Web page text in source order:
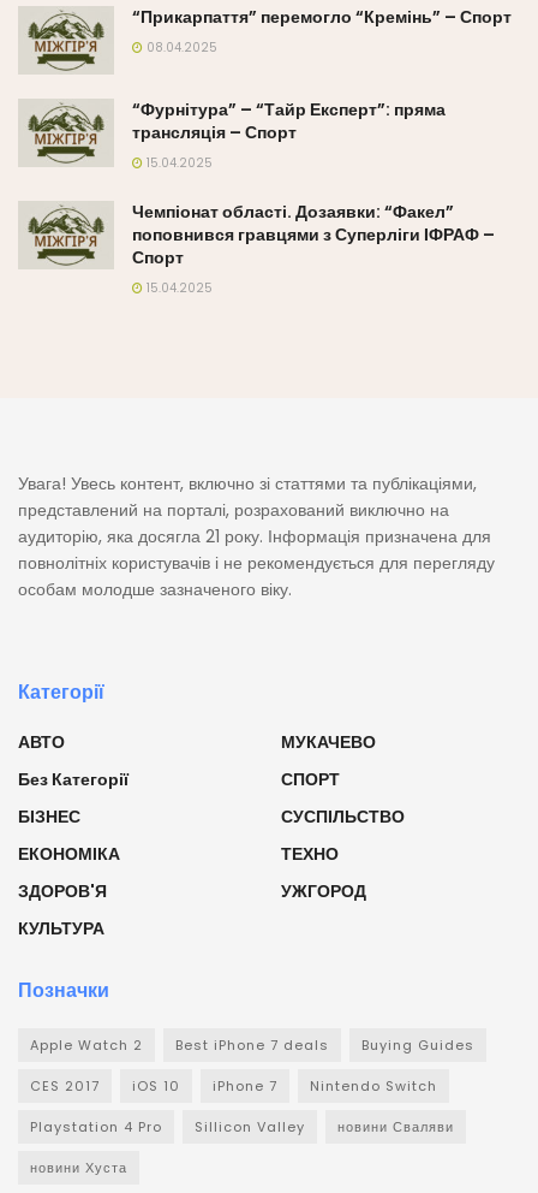
“Прикарпаття” перемогло “Кремінь” – Спорт
08.04.2025
“Фурнітура” – “Тайр Експерт”: пряма
трансляція – Спорт
15.04.2025
Чемпіонат області. Дозаявки: “Факел”
поповнився гравцями з Суперліги ІФРАФ –
Спорт
15.04.2025
Увага! Увесь контент, включно зі статтями та публікаціями,
представлений на порталі, розрахований виключно на
аудиторію, яка досягла 21 року. Інформація призначена для
повнолітніх користувачів і не рекомендується для перегляду
особам молодше зазначеного віку.
Категорії
АВТО
Без Категорії
БІЗНЕС
ЕКОНОМІКА
ЗДОРОВ'Я
КУЛЬТУРА
МУКАЧЕВО
СПОРТ
СУСПІЛЬСТВО
ТЕХНО
УЖГОРОД
Позначки
Apple Watch 2 Best iPhone 7 deals Buying Guides
CES 2017 iOS 10 iPhone 7 Nintendo Switch
Playstation 4 Pro Sillicon Valley новини Сваляви
новини Хуста